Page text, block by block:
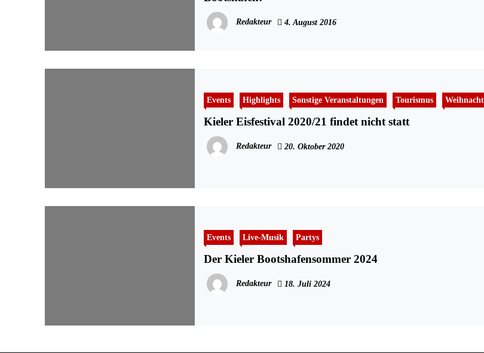
Redakteur 4. August 2016
Events Highlights Sonstige Veranstaltungen Tourismus
Kieler Eisfestival 2020/21 findet nicht statt
Redakteur 20. Oktober 2020
Events Live-Musik Partys
Der Kieler Bootshafensommer 2024
Redakteur 18. Juli 2024